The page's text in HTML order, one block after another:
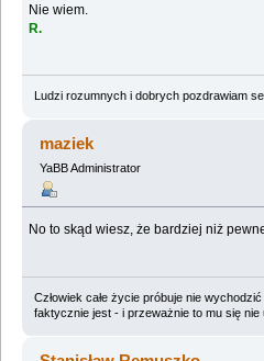
Nie wiem.
R.
Ludzi rozumnych i dobrych pozdrawiam
maziek
YaBB Administrator
No to skąd wiesz, że bardziej niż
Człowiek całe życie próbuje nie
faktycznie jest - i przeważnie to mu się nie